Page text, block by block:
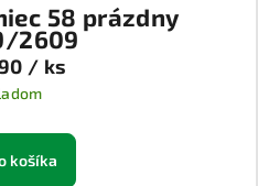
58 prázdny
2609
/ ks
košíka